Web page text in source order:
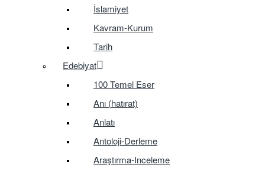
İslamiyet
Kavram-Kurum
Tarih
Edebiyat
100 Temel Eser
Anı (hatırat)
Anlatı
Antoloji-Derleme
Araştırma-Inceleme